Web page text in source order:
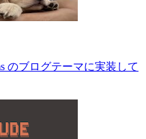
のブログテーマに実装して